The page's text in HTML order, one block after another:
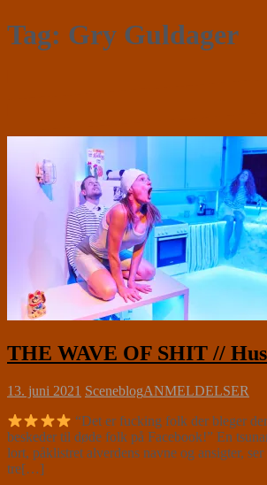
Tag: Gry Guldager
THE WAVE OF SHIT //
13. juni 2021 SceneblogANMELDELSER
“Det er fucking folk der bleger
beskeder til døde folk på Facebook!” En
lort, påklistret alverdens navne og ansigter,
tre[…]